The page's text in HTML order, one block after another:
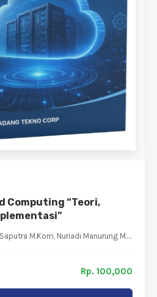
Computing “Teori,
Manurung M.Kom, Riki Andri Yusda M.Kom, Mardalius, M.Kom
Rp. 100,000